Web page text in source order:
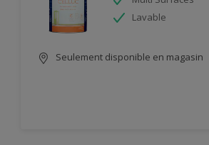
Lavable
Seulement disponible en magasin